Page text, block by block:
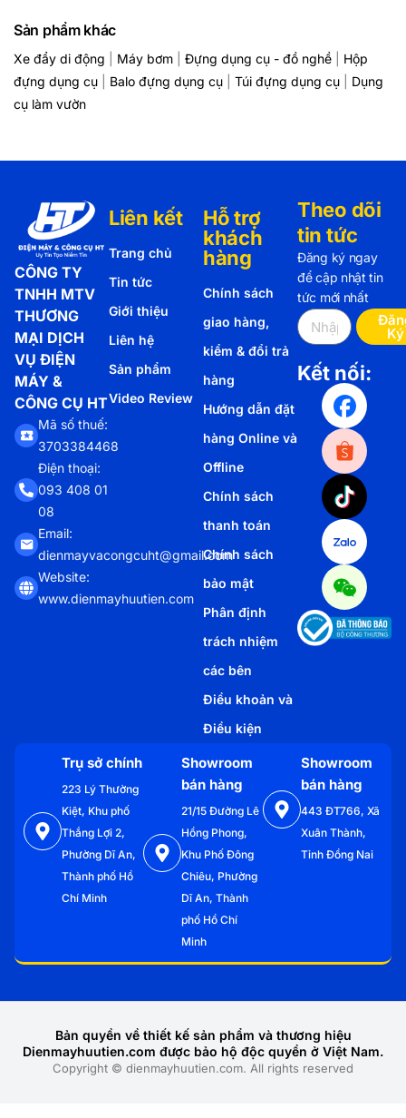
Sản phẩm khác
Xe đẩy di động Máy bơm Đựng dụng cụ - đồ nghề
Hộp
đựng dụng cụ
Balo đựng dụng cụ Túi đựng dụng cụ
Dụng
cụ làm vườn
CÔNG TY
TNHH MTV
THƯƠNG
MẠI DỊCH
VỤ ĐIỆN
MÁY &
CÔNG CỤ HT
Mã số thuế:
3703384468
Điện thoại:
093 408 01
08
Email:
dienmayvacongcuht@gmail.com
Website:
www.dienmayhuutien.com
Liên kết
Trang chủ
Tin tức
Giới thiệu
Liên hệ
Sản phẩm
Video Review
Hỗ trợ
khách
hàng
Chính sách
giao hàng,
kiểm & đổi trả
hàng
Hướng dẫn đặt
hàng Online và
Offline
Chính sách
thanh toán
Chính sách
bảo mật
Phân định
trách nhiệm
các bên
Điều khoản và
Điều kiện
Theo dõi
tin tức
Đăng ký ngay
để cập nhật tin
tức mới nhất
Ký
Kết nối:
Trụ sở chính
223 Lý Thường
Kiệt, Khu phố
Thắng Lợi 2,
Phường Dĩ An,
Thành phố Hồ
Chí Minh
Showroom
bán hàng
21/15 Đường Lê
Hồng Phong,
Khu Phố Đông
Chiêu, Phường
Dĩ An, Thành
phố Hồ Chí
Minh
Showroom
bán hàng
443 ĐT766, Xã
Xuân Thành,
Tỉnh Đồng Nai
Copyright © dienmayhuutien.com. All rights reserved
Bản quyền về thiết kế sản phẩm và thương hiệu
Dienmayhuutien.com được bảo hộ độc quyền ở Việt Nam.